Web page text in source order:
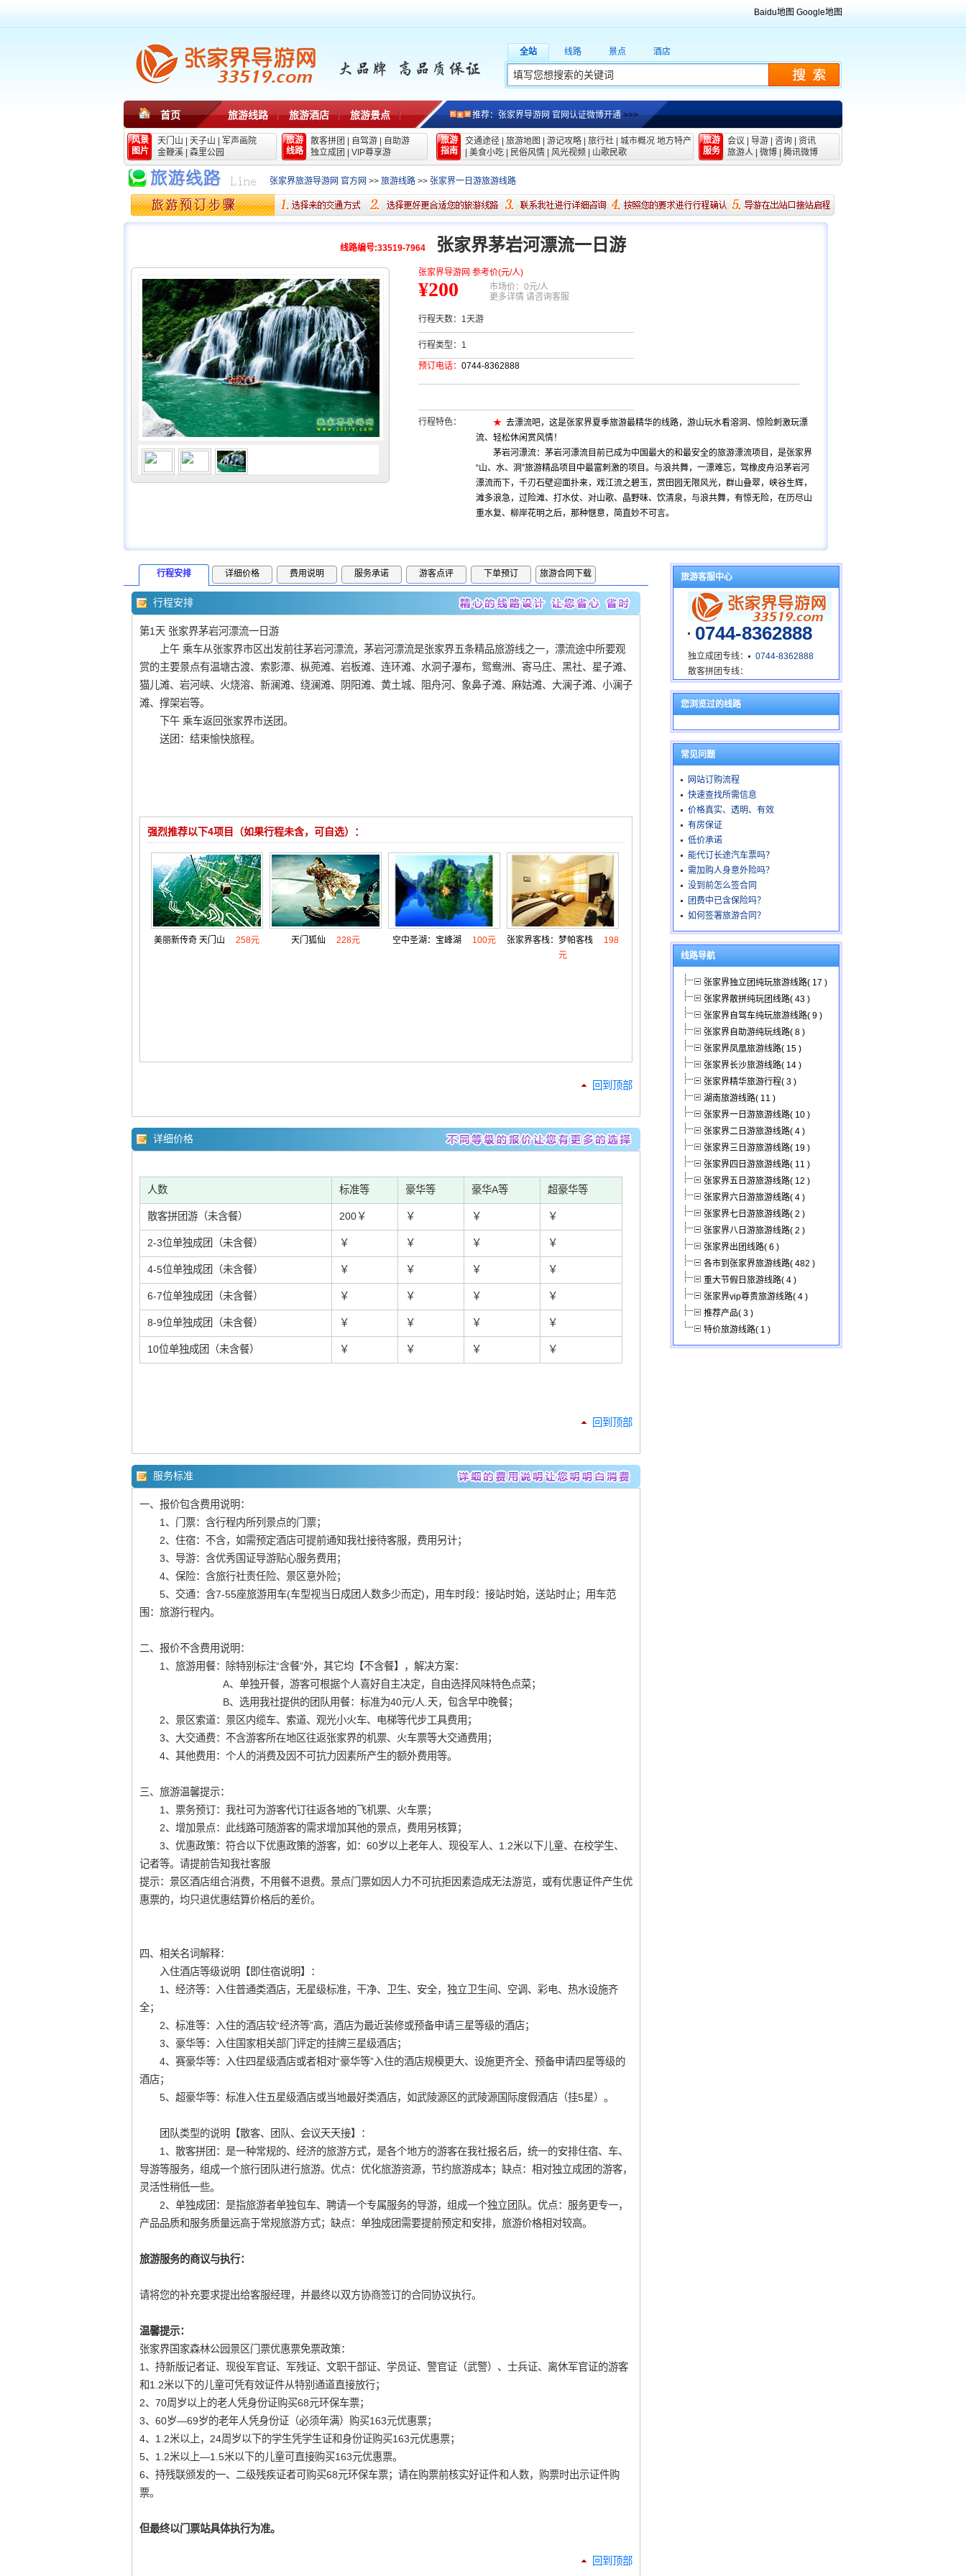
Baidu地图 Google地图
全站 线路 景点 酒店
首页 旅游线路 旅游酒店 旅游景点 推荐：张家界导游网 官网认证微博开通>>>
风景
图片
天门山 天子山
军声画院
金鞭溪
森里公园
旅游
线路
散客拼团 自驾游
自助游
独立成团
VIP尊享游
旅游
指南
交通途径 旅游地图 游记攻略 旅行社 城市概况 地方特产
美食小吃 民俗风情 风光视频 山歌民歌
旅游
服务
会议 导游 咨询
资讯
旅游人
微博 腾讯微博
张家界旅游导游网 官方网 >> 旅游线路 >> 张家界一日游旅游线路
线路编号:33519-7964 张家界茅岩河漂流一日游
张家界导游网 参考价(元/人)
¥200
市场价：0元/人
更多详情 请咨询客服
行程天数： 1天游
行程类型： 1
预订电话： 0744-8362888
行程特色： ★ 去漂流吧， 这是张家界夏季旅游最精华的线路，游山玩水看溶洞、惊险刺激玩漂
流、轻松休闲赏风情！
茅岩河漂流：茅岩河漂流目前已成为中国最大的和最安全的旅游漂流项目，是张家界
“山、水、洞”旅游精品项目中最富刺激的项目。与浪共舞，一漂难忘，驾橡皮舟沿茅岩河
漂流而下，千刃石壁迎面扑来，戏江流之碧玉，赏田园无限风光，群山叠翠，峡谷生辉，
滩多浪急，过险滩、打水仗、对山歌、晶野味、饮清泉，与浪共舞，有惊无险，在历尽山
重水复、柳岸花明之后，那种惬意，简直妙不可言。
行程安排 详细价格 费用说明 服务承诺 游客点评 下单预订 旅游合同下载
行程安排
第1天 张家界茅岩河漂流一日游
上午 乘车从张家界市区出发前往茅岩河漂流，茅岩河漂流是张家界五条精品旅游线之一，漂流途中所要观
赏的主要景点有温塘古渡、索影潭、枞蔸滩、岩板滩、连环滩、水洞子瀑布，鸳鸯洲、寄马庄、黑社、星子滩、
猫儿滩、岩河峡、火烧溶、新澜滩、绕澜滩、阴阳滩、黄土城、阻舟河、象鼻子滩、麻姑滩、大澜子滩、小澜子
滩、撑架岩等。
下午 乘车返回张家界市送团。
送团：结束愉快旅程。
强烈推荐以下4项目（如果行程未含，可自选）：
美丽新传奇 天门山 258元 天门狐仙 228元 空中圣湖：宝峰湖 100元 张家界客栈：梦帕客栈
198
元
回到顶部
详细价格
人数 标准等 豪华等 豪华A等 超豪华等
散客拼团游（未含餐） 200￥ ￥ ￥ ￥
2-3位单独成团（未含餐） ￥ ￥ ￥ ￥
4-5位单独成团（未含餐） ￥ ￥ ￥ ￥
6-7位单独成团（未含餐） ￥ ￥ ￥ ￥
8-9位单独成团（未含餐） ￥ ￥ ￥ ￥
10位单独成团（未含餐） ￥ ￥ ￥ ￥
回到顶部
服务标准
一、报价包含费用说明：
1、门票：含行程内所列景点的门票；
2、住宿：不含，如需预定酒店可提前通知我社接待客服，费用另计；
3、导游：含优秀国证导游贴心服务费用；
4、保险：含旅行社责任险、景区意外险；
5、交通：含7-55座旅游用车(车型视当日成团人数多少而定)，用车时段：接站时始，送站时止；用车范
围：旅游行程内。
二、报价不含费用说明：
1、旅游用餐：除特别标注“含餐”外，其它均【不含餐】，解决方案：
A、单独开餐，游客可根据个人喜好自主决定，自由选择风味特色点菜；
B、选用我社提供的团队用餐：标准为40元/人.天，包含早中晚餐；
2、景区索道：景区内缆车、索道、观光小火车、电梯等代步工具费用；
3、大交通费：不含游客所在地区往返张家界的机票、火车票等大交通费用；
4、其他费用：个人的消费及因不可抗力因素所产生的额外费用等。
三、旅游温馨提示：
1、票务预订：我社可为游客代订往返各地的飞机票、火车票；
2、增加景点：此线路可随游客的需求增加其他的景点，费用另核算；
3、优惠政策：符合以下优惠政策的游客，如：60岁以上老年人、现役军人、1.2米以下儿童、在校学生、
记者等。请提前告知我社客服
提示：景区酒店组合消费，不用餐不退费。景点门票如因人力不可抗拒因素造成无法游览，或有优惠证件产生优
惠票的，均只退优惠结算价格后的差价。
四、相关名词解释：
入住酒店等级说明【即住宿说明】：
1、经济等：入住普通类酒店，无星级标准，干净、卫生、安全，独立卫生间、空调、彩电、热水设施齐
全；
2、标准等：入住的酒店较“经济等”高，酒店为最近装修或预备申请三星等级的酒店；
3、豪华等：入住国家相关部门评定的挂牌三星级酒店；
4、赛豪华等：入住四星级酒店或者相对“豪华等”入住的酒店规模更大、设施更齐全、预备申请四星等级的
酒店；
5、超豪华等：标准入住五星级酒店或当地最好类酒店，如武陵源区的武陵源国际度假酒店（挂5星）。
团队类型的说明【散客、团队、会议天天接】：
1、散客拼团：是一种常规的、经济的旅游方式，是各个地方的游客在我社报名后，统一的安排住宿、车、
导游等服务，组成一个旅行团队进行旅游。优点：优化旅游资源，节约旅游成本；缺点：相对独立成团的游客，
灵活性稍低一些。
2、单独成团：是指旅游者单独包车、聘请一个专属服务的导游，组成一个独立团队。优点：服务更专一，
产品品质和服务质量远高于常规旅游方式；缺点：单独成团需要提前预定和安排，旅游价格相对较高。
旅游服务的商议与执行：
请将您的补充要求提出给客服经理，并最终以双方协商签订的合同协议执行。
温馨提示：
张家界国家森林公园景区门票优惠票免票政策：
1、持新版记者证、现役军官证、军残证、文职干部证、学员证、警官证（武警）、士兵证、离休军官证的游客
和1.2米以下的儿童可凭有效证件从特别通道直接放行；
2、70周岁以上的老人凭身份证购买68元环保车票；
3、60岁—69岁的老年人凭身份证（必须年满）购买163元优惠票；
4、1.2米以上，24周岁以下的学生凭学生证和身份证购买163元优惠票；
5、1.2米以上—1.5米以下的儿童可直接购买163元优惠票。
6、持残联颁发的一、二级残疾证者可购买68元环保车票；请在购票前核实好证件和人数，购票时出示证件购
票。
但最终以门票站具体执行为准。
回到顶部
旅游客服中心
0744-8362888
独立成团专线：
0744-8362888
散客拼团专线：
您浏览过的线路
常见问题
网站订购流程
快速查找所需信息
价格真实、透明、有效
有房保证
低价承诺
能代订长途汽车票吗？
需加购人身意外险吗？
没到前怎么签合同
团费中已含保险吗？
如何签署旅游合同？
线路导航
张家界独立团纯玩旅游线路( 17 )
张家界散拼纯玩团线路( 43 )
张家界自驾车纯玩旅游线路( 9 )
张家界自助游纯玩线路( 8 )
张家界凤凰旅游线路( 15 )
张家界长沙旅游线路( 14 )
张家界精华旅游行程( 3 )
湖南旅游线路( 11 )
张家界一日游旅游线路( 10 )
张家界二日游旅游线路( 4 )
张家界三日游旅游线路( 19 )
张家界四日游旅游线路( 11 )
张家界五日游旅游线路( 12 )
张家界六日游旅游线路( 4 )
张家界七日游旅游线路( 2 )
张家界八日游旅游线路( 2 )
张家界出团线路( 6 )
各市到张家界旅游线路( 482 )
重大节假日旅游线路( 4 )
张家界vip尊贵旅游线路( 4 )
推荐产品( 3 )
特价旅游线路( 1 )